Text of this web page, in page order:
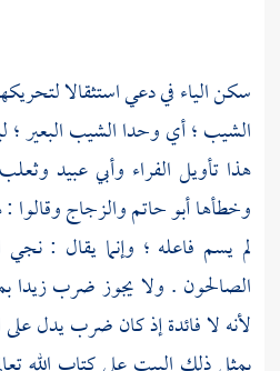
سكن الياء في دعي استثقالا
الشيب ؛ أي وحدا الشيب البعير
هذا تأويل الفراء وأبي عبيد وثعلب
وخطأهاأبو حاتموالزجاج
لم يسم فاعله ؛ وإنما يقال :
الصالحون . ولا يجوز ضرب
لأنه لا فائدة إذ كان ضرب يدل